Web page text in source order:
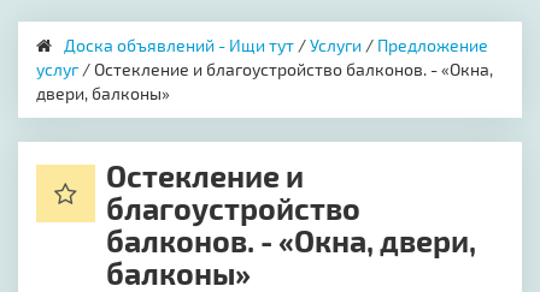
Доска объявлений - Ищи тут /Услуги / Предложение
услуг/ Остекление и благоустройство балконов. - «Окна,
двери, балконы»
Остекление и
благоустройство
балконов. - «Окна, двери,
балконы»